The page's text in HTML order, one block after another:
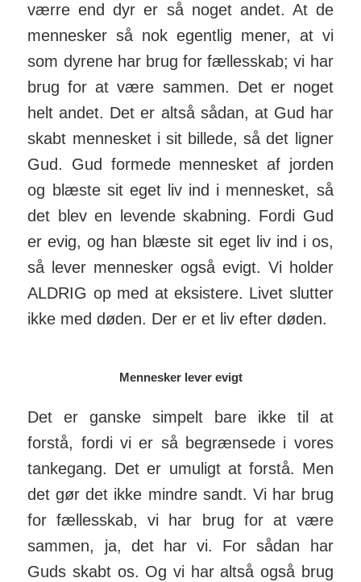
værre end dyr er så noget andet. At de
men­nesker så nok egentlig mener, at vi
som dyrene har brug for fælles­skab; vi har
brug for at være sammen. Det er noget
helt andet. Det er altså sådan, at Gud har
skabt men­nesket i sit billede, så det ligner
Gud. Gud formede men­nesket af jorden
og blæste sit eget liv ind i men­nesket, så
det blev en levende skabning. Fordi Gud
er evig, og han blæste sit eget liv ind i os,
så lever men­nesker også evigt. Vi holder
ALDRIG op med at eksistere. Livet slutter
ikke med døden. Der er et liv efter døden.
Mennesker lever evigt
Det er ganske simpelt bare ikke til at
forstå, fordi vi er så be­græn­sede i vores
tanke­gang. Det er umuligt at for­stå. Men
det gør det ikke mindre sandt. Vi har brug
for fællesskab, vi har brug for at være
sammen, ja, det har vi. For sådan har
Guds skabt os. Og vi har altså også brug